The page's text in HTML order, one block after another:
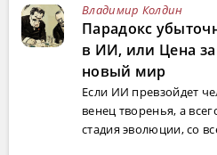
Владимир Колдин
Парадокс
в ИИ, или Цена
новый мир
Если ИИ превзойдет
венец творенья, а
стадия эволюции, со